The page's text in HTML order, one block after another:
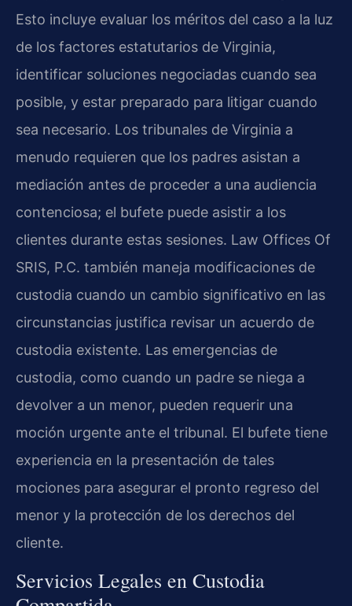
Esto incluye evaluar los méritos del caso a la luz
de los factores estatutarios de Virginia,
identificar soluciones negociadas cuando sea
posible, y estar preparado para litigar cuando
sea necesario. Los tribunales de Virginia a
menudo requieren que los padres asistan a
mediación antes de proceder a una audiencia
contenciosa; el bufete puede asistir a los
clientes durante estas sesiones. Law Offices Of
SRIS, P.C. también maneja modificaciones de
custodia cuando un cambio significativo en las
circunstancias justifica revisar un acuerdo de
custodia existente. Las emergencias de
custodia, como cuando un padre se niega a
devolver a un menor, pueden requerir una
moción urgente ante el tribunal. El bufete tiene
experiencia en la presentación de tales
mociones para asegurar el pronto regreso del
menor y la protección de los derechos del
cliente.
Servicios Legales en Custodia